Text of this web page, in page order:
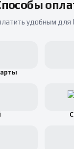
удобным для